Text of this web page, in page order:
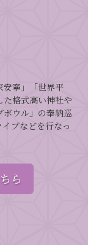
安寧」「世界平
格式高い神社や
ウル」の奉納巡
ブなどを行なっ
ら